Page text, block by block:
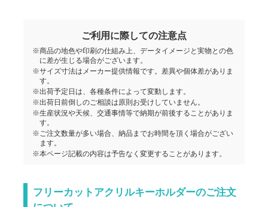
フリーカットアクキー・8×8cm
フリーカットアクキー・10×10cm
フリーカットアクキー・12×15cm
ご利用に際しての注意点
※商品の地色や印刷の仕組み上、データイメージと実物との色
に差が生じる場合がございます。
※サイズ寸法はメーカー提供情報です。差異や個体差がありま
す。
※出荷予定日は、各種条件によって変動します。
※出荷日前倒しのご相談は原則お受けしていません。
※生産状況や天候、交通事情等で納期が前後することがありま
す。
※ご注文数量が多い場合、納品までお時間を頂く場合がござい
ます。
※本ページ記載の内容は予告なく変更することがあります。
フリーカットアクリルキーホルダーのご注文